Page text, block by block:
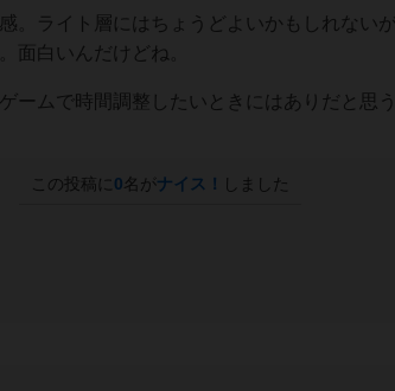
。ライト層にはちょうどよいかもしれない
面白いんだけどね。
ームで時間調整したいときにはありだと思う
この投稿に 0名がナイス！ しました